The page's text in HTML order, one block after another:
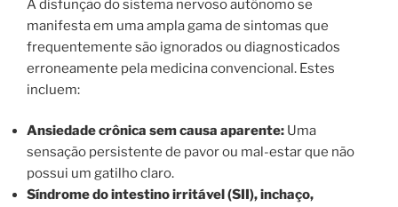
A disfunção do sistema nervoso autônomo se
manifesta em uma ampla gama de sintomas que
frequentemente são ignorados ou diagnosticados
erroneamente pela medicina convencional. Estes
incluem:
Ansiedade crônica sem causa aparente: Uma
sensação persistente de pavor ou mal-estar que não
possui um gatilho claro.
Síndrome do intestino irritável (SII), inchaço,